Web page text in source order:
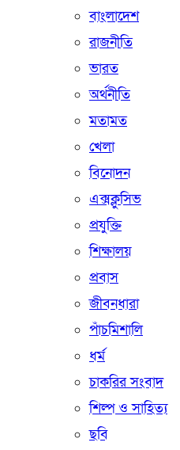
বাংলাদেশ
রাজনীতি
ভারত
অর্থনীতি
মতামত
খেলা
বিনোদন
এক্সক্লুসিভ
প্রযুক্তি
শিক্ষালয়
প্রবাস
জীবনধারা
পাঁচমিশালি
ধর্ম
চাকরির সংবাদ
শিল্প ও সাহিত্য
ছবি